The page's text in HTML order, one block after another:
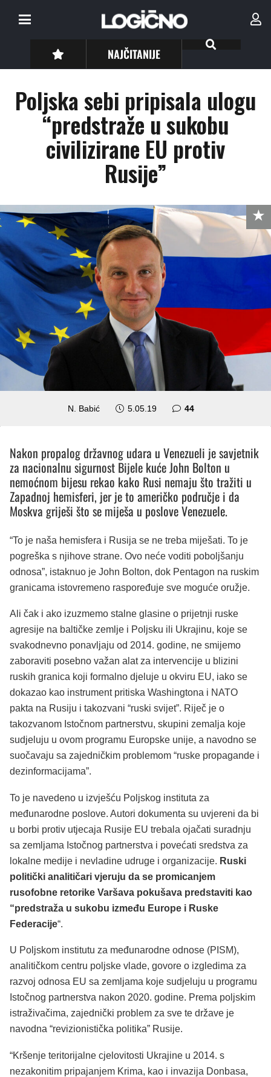
NAJČITANIJE
Poljska sebi pripisala ulogu
“predstraže u sukobu
civilizirane EU protiv
Rusije”
N. Babić 5.05.19 44komentara
Nakon propalog državnog udara u Venezueli je savjetnik
za nacionalnu sigurnost Bijele kuće John Bolton u
nemoćnom bijesu rekao kako Rusi nemaju što tražiti u
Zapadnoj hemisferi, jer je to američko područje i da
Moskva griješi što se miješa u poslove Venezuele.
“To je naša hemisfera i Rusija se ne treba miješati. To je
pogreška s njihove strane. Ovo neće voditi poboljšanju
odnosa”, istaknuo je John Bolton, dok Pentagon na ruskim
granicama istovremeno raspoređuje sve moguće oružje.
Ali čak i ako izuzmemo stalne glasine o prijetnji ruske
agresije na baltičke zemlje i Poljsku ili Ukrajinu, koje se
svakodnevno ponavljaju od 2014. godine, ne smijemo
zaboraviti posebno važan alat za intervencije u blizini
ruskih granica koji formalno djeluje u okviru EU, iako se
dokazao kao instrument pritiska Washingtona i NATO
pakta na Rusiju i takozvani “ruski svijet”. Riječ je o
takozvanom Istočnom partnerstvu, skupini zemalja koje
sudjeluju u ovom programu Europske unije, a navodno se
suočavaju sa zajedničkim problemom “ruske propagande i
dezinformacijama”.
To je navedeno u izvješću Poljskog instituta za
međunarodne poslove. Autori dokumenta su uvjereni da bi
u borbi protiv utjecaja Rusije EU trebala ojačati suradnju
sa zemljama Istočnog partnerstva i povećati sredstva za
lokalne medije i nevladine udruge i organizacije. Ruski
politički analitičari vjeruju da se promicanjem
rusofobne retorike Varšava pokušava predstaviti kao
“predstraža u sukobu između Europe i Ruske
Federacije“.
U Poljskom institutu za međunarodne odnose (PISM),
analitičkom centru poljske vlade, govore o izgledima za
razvoj odnosa EU sa zemljama koje sudjeluju u programu
Istočnog partnerstva nakon 2020. godine. Prema poljskim
istraživačima, zajednički problem za sve te države je
navodna “revizionistička politika” Rusije.
“Kršenje teritorijalne cjelovitosti Ukrajine u 2014. s
nezakonitim pripajanjem Krima, kao i invazija Donbasa,